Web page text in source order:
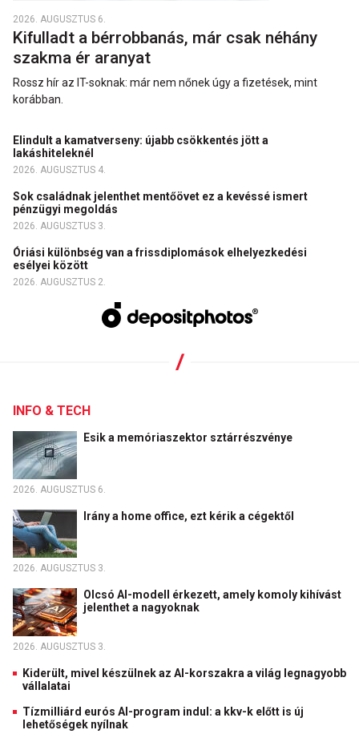
2026. AUGUSZTUS 6.
Kifulladt a bérrobbanás, már csak néhány
szakma ér aranyat
Rossz hír az IT-soknak: már nem nőnek úgy a fizetések, mint
korábban.
Elindult a kamatverseny: újabb csökkentés jött a
lakáshiteleknél
2026. AUGUSZTUS 4.
Sok családnak jelenthet mentőövet ez a kevéssé ismert
pénzügyi megoldás
2026. AUGUSZTUS 3.
Óriási különbség van a frissdiplomások elhelyezkedési
esélyei között
2026. AUGUSZTUS 2.
INFO & TECH
Esik a memóriaszektor sztárrészvénye
2026. AUGUSZTUS 6.
Irány a home office, ezt kérik a cégektől
2026. AUGUSZTUS 3.
Olcsó AI-modell érkezett, amely komoly kihívást
jelenthet a nagyoknak
2026. AUGUSZTUS 3.
Kiderült, mivel készülnek az AI-korszakra a világ legnagyobb
vállalatai
Tízmilliárd eurós AI-program indul: a kkv-k előtt is új
lehetőségek nyílnak